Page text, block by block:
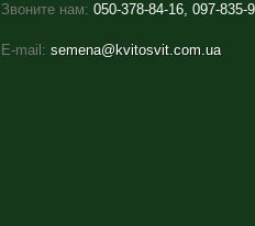
Звоните нам: 050-378-84-16, 097-835-
E-mail: semena@kvitosvit.com.ua